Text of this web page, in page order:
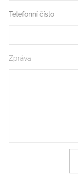
Telefonní číslo
Zpráva